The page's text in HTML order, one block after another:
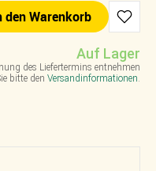
den Warenkorb
Auf Lager
des Liefertermins entnehmen
bitte den Versandinformationen.